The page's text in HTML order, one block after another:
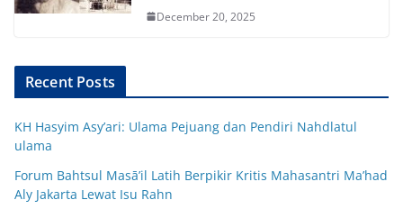
December 20, 2025
Recent Posts
KH Hasyim Asy’ari: Ulama Pejuang dan Pendiri Nahdlatul
ulama
Forum Bahtsul Masā’il Latih Berpikir Kritis Mahasantri Ma’had
Aly Jakarta Lewat Isu Rahn